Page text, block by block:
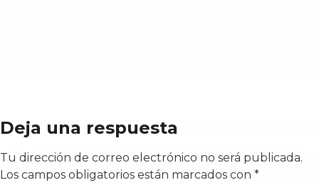
Deja una respuesta
Tu dirección de correo electrónico no será publicada.
Los campos obligatorios están marcados con *